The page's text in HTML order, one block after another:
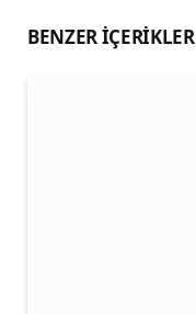
BENZER İÇERIKLER